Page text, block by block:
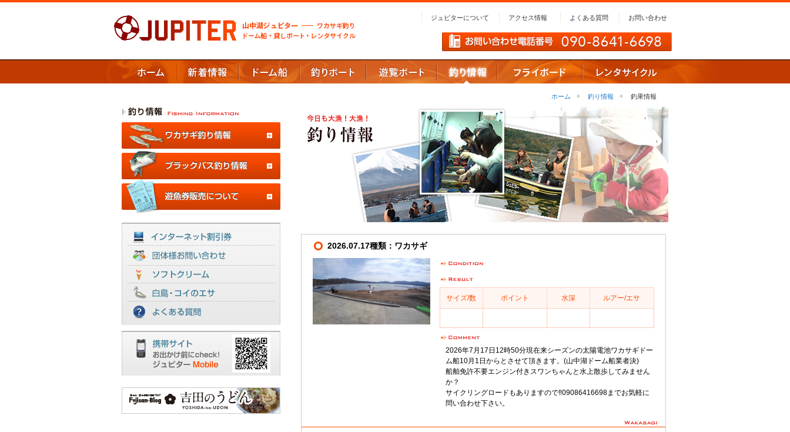
ジュピターについて アクセス情報 よくある質問 お問い合わせ
ホーム 釣り情報 釣果情報
2026.07.17種類：ワカサギ
サイズ/数 ポイント 水深 ルアー/エサ
2026年7月17日12時50分現在来シーズンの太陽電池ワカサギドー
ム船10月1日からとさせて頂きます。(山中湖ドーム船業者決)
船舶免許不要エンジン付きスワンちゃんと水上散歩してみません
か？
サイクリングロードもありますので‼️09086416698までお気軽に
問い合わせ下さい。